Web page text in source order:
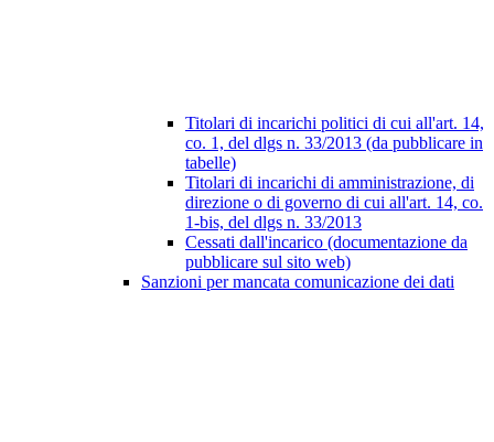
Titolari di incarichi politici di cui all'art. 14,
co. 1, del dlgs n. 33/2013 (da pubblicare in
tabelle)
Titolari di incarichi di amministrazione, di
direzione o di governo di cui all'art. 14, co.
1-bis, del dlgs n. 33/2013
Cessati dall'incarico (documentazione da
pubblicare sul sito web)
Sanzioni per mancata comunicazione dei dati